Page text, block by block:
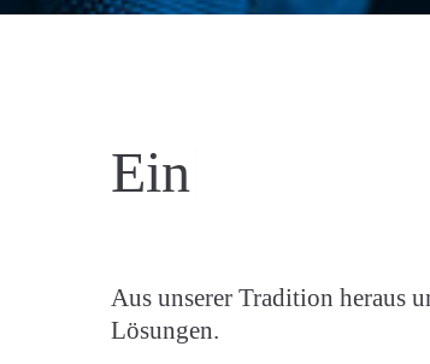
Ein Partner g
Aus unserer Tradition heraus
Lösungen.